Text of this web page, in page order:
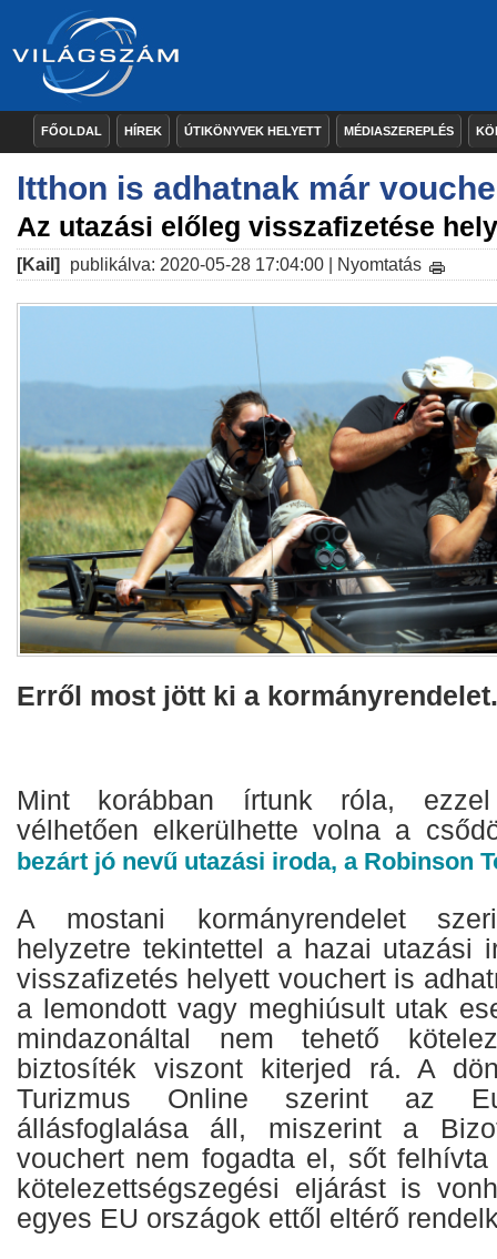
FŐOLDAL HÍREK ÚTIKÖNYVEK HELYETT MÉDIASZEREPLÉS
Itthon is adhatnak már
Az utazási előleg visszafizetése
[Kail] publikálva: 2020-05-28 17:04:00 | Nyomtatás
Erről most jött ki a kormányrendelet.
Mint korábban írtunk róla,
vélhetően elkerülhette volna a
bezárt jó nevű utazási iroda, a Robinson
A mostani kormányrendelet
helyzetre tekintettel a hazai utazási
visszafizetés helyett vouchert is
a lemondott vagy meghiúsult utak
mindazonáltal nem tehető
biztosíték viszont kiterjed rá. A
Turizmus Online szerint az
állásfoglalása áll, miszerint a
vouchert nem fogadta el, sőt
kötelezettségszegési eljárást is
egyes EU országok ettől eltérő